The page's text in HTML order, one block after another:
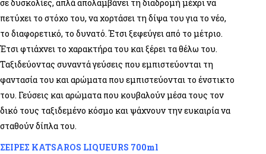
σε δυσκολίες, απλά απολαμβάνει τη διαδρομή μέχρι να
πετύχει το στόχο του, να χορτάσει τη δίψα του για το νέο,
το διαφορετικό, το δυνατό. Έτσι ξεφεύγει από το μέτριο.
Έτσι φτιάχνει το χαρακτήρα του και ξέρει τα θέλω του.
Ταξιδεύοντας συναντά γεύσεις που εμπιστεύονται τη
φαντασία του και αρώματα που εμπιστεύονται το ένστικτο
του. Γεύσεις και αρώματα που κουβαλούν μέσα τους τον
δικό τους ταξιδεμένο κόσμο και ψάχνουν την ευκαιρία να
σταθούν δίπλα του.
ΣΕΙΡΕΣ KATSAROS LIQUEURS 700ml